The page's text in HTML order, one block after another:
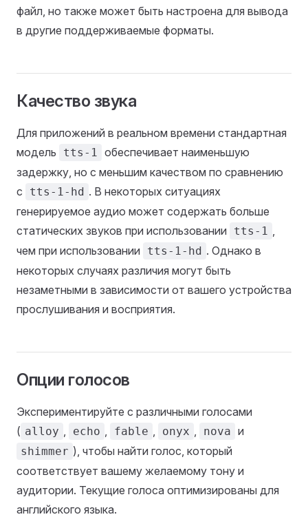
файл, но также может быть настроена для вывода
в другие поддерживаемые форматы.
Качество звука
Для приложений в реальном времени стандартная
модель
tts-1 обеспечивает наименьшую
задержку, но с меньшим качеством по сравнению
с
tts-1-hd . В некоторых ситуациях
генерируемое аудио может содержать больше
статических звуков при использовании
tts-1 ,
чем при использовании
tts-1-hd . Однако в
некоторых случаях различия могут быть
незаметными в зависимости от вашего устройства
прослушивания и восприятия.
Опции голосов
Экспериментируйте с различными голосами
( alloy , echo , fable , onyx , nova и
shimmer ), чтобы найти голос, который
соответствует вашему желаемому тону и
аудитории. Текущие голоса оптимизированы для
английского языка.